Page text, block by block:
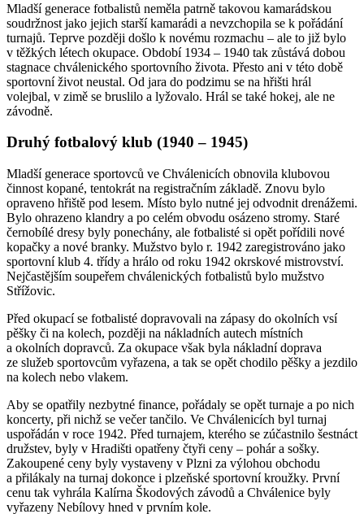
Mladší generace fotbalistů neměla patrně takovou kamarádskou
soudržnost jako jejich starší kamarádi a nevzchopila se k pořádání
turnajů. Teprve později došlo k novému rozmachu – ale to již bylo
v těžkých létech okupace. Období 1934 – 1940 tak zůstává dobou
stagnace chválenického sportovního života. Přesto ani v této době
sportovní život neustal. Od jara do podzimu se na hřišti hrál
volejbal, v zimě se bruslilo a lyžovalo. Hrál se také hokej, ale ne
závodně.
Druhý fotbalový klub (1940 – 1945)
Mladší generace sportovců ve Chválenicích obnovila klubovou
činnost kopané, tentokrát na registračním základě. Znovu bylo
opraveno hřiště pod lesem. Místo bylo nutné jej odvodnit drenážemi.
Bylo ohrazeno klandry a po celém obvodu osázeno stromy. Staré
černobílé dresy byly ponechány, ale fotbalisté si opět pořídili nové
kopačky a nové branky. Mužstvo bylo r. 1942 zaregistrováno jako
sportovní klub 4. třídy a hrálo od roku 1942 okrskové mistrovství.
Nejčastějším soupeřem chválenických fotbalistů bylo mužstvo
Střížovic.
Před okupací se fotbalisté dopravovali na zápasy do okolních vsí
pěšky či na kolech, později na nákladních autech místních
a okolních dopravců. Za okupace však byla nákladní doprava
ze služeb sportovcům vyřazena, a tak se opět chodilo pěšky a jezdilo
na kolech nebo vlakem.
Aby se opatřily nezbytné finance, pořádaly se opět turnaje a po nich
koncerty, při nichž se večer tančilo. Ve Chválenicích byl turnaj
uspořádán v roce 1942. Před turnajem, kterého se zúčastnilo šestnáct
družstev, byly v Hradišti opatřeny čtyři ceny – pohár a sošky.
Zakoupené ceny byly vystaveny v Plzni za výlohou obchodu
a přilákaly na turnaj dokonce i plzeňské sportovní kroužky. První
cenu tak vyhrála Kalírna Škodových závodů a Chválenice byly
vyřazeny Nebílovy hned v prvním kole.